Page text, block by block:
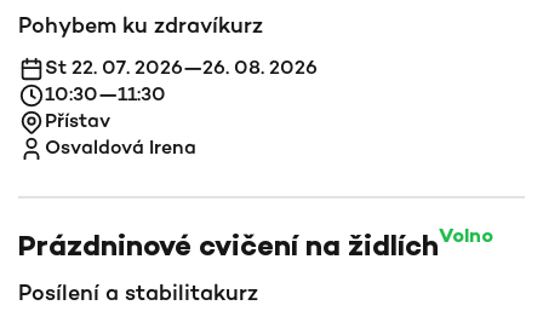
Pohybem ku zdravíkurz
St 22. 07. 2026—26. 08. 2026
10:30—11:30
Přístav
Osvaldová Irena
Prázdninové cvičení na židlíchVolno
Posílení a stabilitakurz